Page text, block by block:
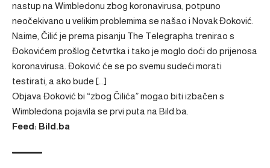
nastup na Wimbledonu zbog koronavirusa, potpuno
neočekivano u velikim problemima se našao i Novak Đoković.
Naime, Čilić je prema pisanju The Telegrapha trenirao s
Đokovićem prošlog četvrtka i tako je moglo doći do prijenosa
koronavirusa. Đoković će se po svemu sudeći morati
testirati, a ako bude […]
Objava Đoković bi “zbog Čilića” mogao biti izbačen s
Wimbledona pojavila se prvi puta na Bild.ba
Feed: Bild.ba